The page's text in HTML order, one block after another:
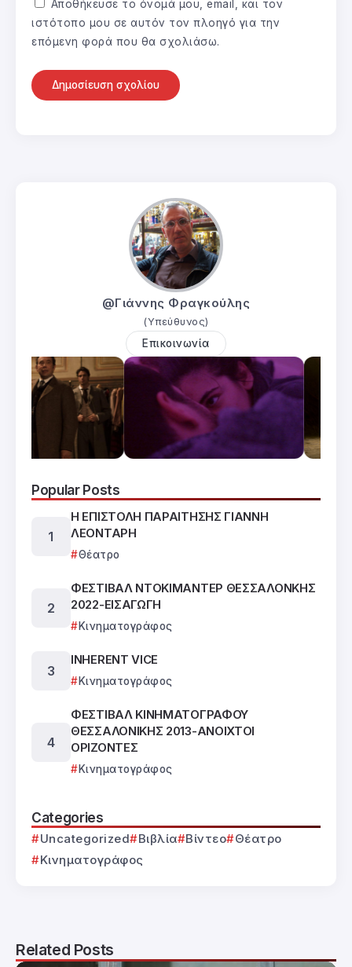
Αποθήκευσε το όνομά μου, email, και τον
ιστότοπο μου σε αυτόν τον πλοηγό για την
επόμενη φορά που θα σχολιάσω.
@Γιάννης Φραγκούλης
(Υπεύθυνος)
Επικοινωνία
Popular Posts
Η ΕΠΙΣΤΟΛΗ ΠΑΡΑΙΤΗΣΗΣ ΓΙΑΝΝΗ
ΛΕΟΝΤΑΡΗ
Θέατρο
ΦΕΣΤΙΒΑΛ ΝΤΟΚΙΜΑΝΤΕΡ ΘΕΣΣΑΛΟΝΚΗΣ
2022-ΕΙΣΑΓΩΓΗ
Κινηματογράφος
INHERENT VICE
Κινηματογράφος
ΦΕΣΤΙΒΑΛ ΚΙΝΗΜΑΤΟΓΡΑΦΟΥ
ΘΕΣΣΑΛΟΝΙΚΗΣ 2013-ΑΝΟΙΧΤΟΙ
ΟΡΙΖΟΝΤΕΣ
Κινηματογράφος
Categories
Uncategorized Βιβλία Βίντεο
Θέατρο
Κινηματογράφος
Related Posts